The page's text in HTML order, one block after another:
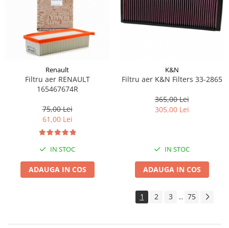
Renault
Filtru aer RENAULT
165467674R
75,00 Lei
61,00 Lei
IN STOC
ADAUGA IN COS
K&N
Filtru aer K&N Filters 33-2865
365,00 Lei
305,00 Lei
IN STOC
ADAUGA IN COS
1 2 3 ... 75